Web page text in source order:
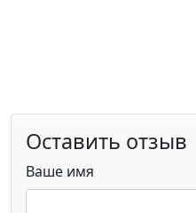
Оставить отзыв
Ваше имя